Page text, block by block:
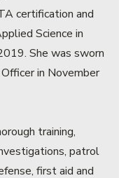
certification and
Science in
She was sworn
in November
training,
patrol
first aid and